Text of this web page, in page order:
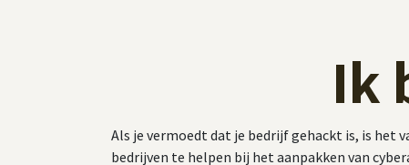
Ik
Als je vermoedt dat je bedrijf gehackt is, is het
bedrijven te helpen bij het aanpakken van